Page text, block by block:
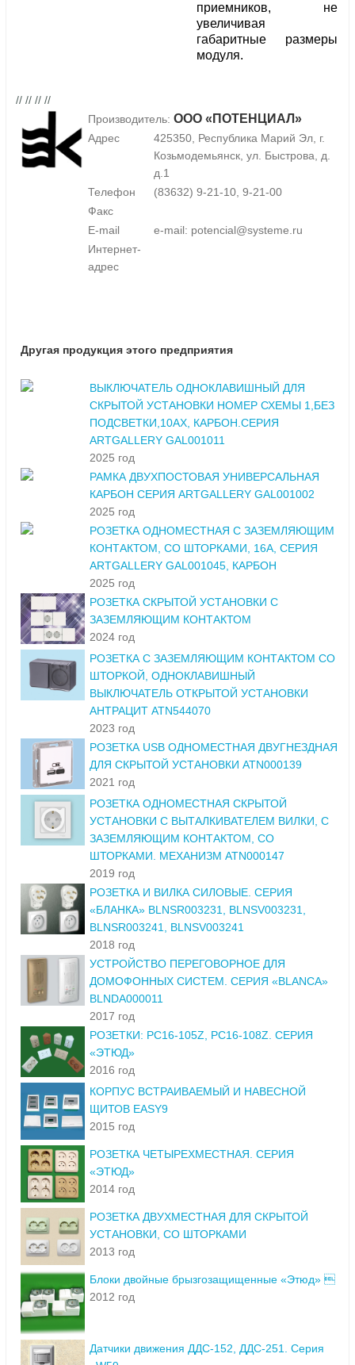
приемников, не
увеличивая
габаритные размеры
модуля.
// // // //
Производитель: ООО «ПОТЕНЦИАЛ»
Адрес
425350, Республика Марий Эл, г.
Козьмодемьянск, ул. Быстрова, д.
д.1
Телефон
(83632) 9-21-10, 9-21-00
Факс
E-mail
e-mail: potencial@systeme.ru
Интернет-
адрес
Другая продукция этого предприятия
ВЫКЛЮЧАТЕЛЬ ОДНОКЛАВИШНЫЙ ДЛЯ
СКРЫТОЙ УСТАНОВКИ НОМЕР СХЕМЫ 1,БЕЗ
ПОДСВЕТКИ,10АХ, КАРБОН.СЕРИЯ
ARTGALLERY GAL001011
2025 год
РАМКА ДВУХПОСТОВАЯ УНИВЕРСАЛЬНАЯ
КАРБОН СЕРИЯ ARTGALLERY GAL001002
2025 год
РОЗЕТКА ОДНОМЕСТНАЯ С ЗАЗЕМЛЯЮЩИМ
КОНТАКТОМ, СО ШТОРКАМИ, 16А, СЕРИЯ
ARTGALLERY GAL001045, КАРБОН
2025 год
РОЗЕТКА СКРЫТОЙ УСТАНОВКИ С
ЗАЗЕМЛЯЮЩИМ КОНТАКТОМ
2024 год
РОЗЕТКА С ЗАЗЕМЛЯЮЩИМ КОНТАКТОМ СО
ШТОРКОЙ, ОДНОКЛАВИШНЫЙ
ВЫКЛЮЧАТЕЛЬ ОТКРЫТОЙ УСТАНОВКИ
АНТРАЦИТ ATN544070
2023 год
РОЗЕТКА USB ОДНОМЕСТНАЯ ДВУГНЕЗДНАЯ
ДЛЯ СКРЫТОЙ УСТАНОВКИ ATN000139
2021 год
РОЗЕТКА ОДНОМЕСТНАЯ СКРЫТОЙ
УСТАНОВКИ С ВЫТАЛКИВАТЕЛЕМ ВИЛКИ, С
ЗАЗЕМЛЯЮЩИМ КОНТАКТОМ, СО
ШТОРКАМИ. МЕХАНИЗМ ATN000147
2019 год
РОЗЕТКА И ВИЛКА СИЛОВЫЕ. СЕРИЯ
«БЛАНКА» BLNSR003231, BLNSV003231,
BLNSR003241, BLNSV003241
2018 год
УСТРОЙСТВО ПЕРЕГОВОРНОЕ ДЛЯ
ДОМОФОННЫХ СИСТЕМ. СЕРИЯ «BLANCA»
BLNDA000011
2017 год
РОЗЕТКИ: PC16-105Z, PC16-108Z. СЕРИЯ
«ЭТЮД»
2016 год
КОРПУС ВСТРАИВАЕМЫЙ И НАВЕСНОЙ
ЩИТОВ EASY9
2015 год
РОЗЕТКА ЧЕТЫРЕХМЕСТНАЯ. СЕРИЯ
«ЭТЮД»
2014 год
РОЗЕТКА ДВУХМЕСТНАЯ ДЛЯ СКРЫТОЙ
УСТАНОВКИ, СО ШТОРКАМИ
2013 год
Блоки двойные брызгозащищенные «Этюд» 
2012 год
Датчики движения ДДС-152, ДДС-251. Серия